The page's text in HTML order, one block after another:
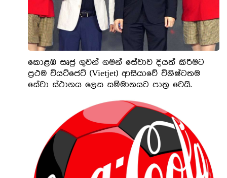
කොළඹ සෘජු ගුවන් ගමන් සේවාව දියත් කිරීමට
ප්‍රථම වියට්ජෙට් (Vietjet) ආසියාවේ විශිෂ්ටතම
සේවා ස්ථානය ලෙස සම්මානයට පාත්‍ර වෙයි.